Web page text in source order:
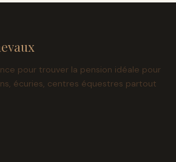
pour trouver la pension idéale pour
écuries, centres équestres partout